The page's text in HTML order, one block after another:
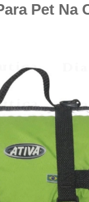
Pet Na